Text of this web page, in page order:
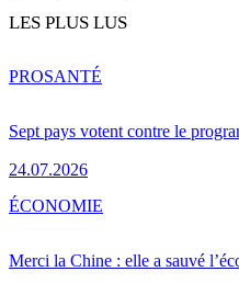
LES PLUS LUS
Sept pays votent contre le
24.07.2026
PROSANTÉ
Merci la Chine : elle a sauvé
ÉCONOMIE